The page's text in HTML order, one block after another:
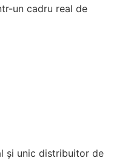
un cadru real de
și unic distribuitor de